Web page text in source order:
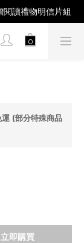
讀禮物明信片組
讀禮物明信片組
贈限量紀念海報
(部分特殊商品
立即購買